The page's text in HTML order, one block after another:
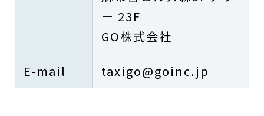
ー 23F
GO株式会社
E-mail taxigo@goinc.jp